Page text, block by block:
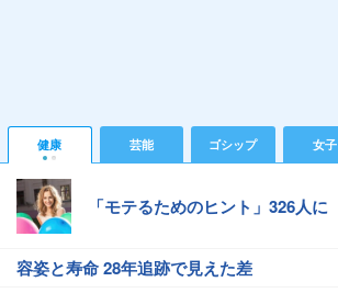
健康 芸能 ゴシップ 女子
「モテるためのヒント」326人に
容姿と寿命 28年追跡で見えた差